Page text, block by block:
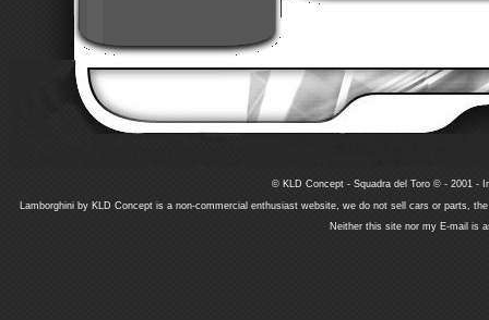
© KLD Concept - Squadra del Toro © - 2001 -
Lamborghini by KLD Concept is a non-commercial enthusiast website, we do not sell cars or parts,
Neither this site nor my E-mail is